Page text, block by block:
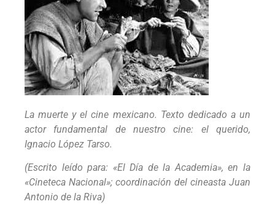
La muerte y el cine mexicano. Texto dedicado a un
actor fundamental de nuestro cine: el querido,
Ignacio López Tarso.
(Escrito leído para: «El Día de la Academia», en la
«Cineteca Nacional»; coordinación del cineasta Juan
Antonio de la Riva)